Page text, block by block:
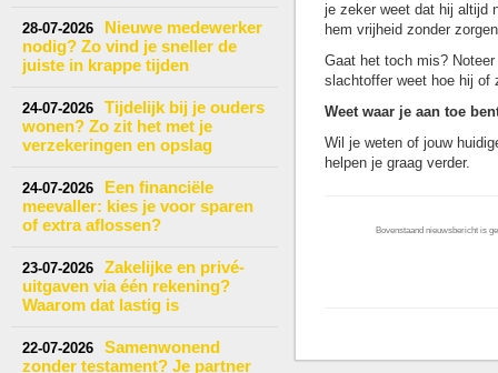
28-07-2026
Nieuwe medewerker
nodig? Zo vind je sneller de
juiste in krappe tijden
24-07-2026
Tijdelijk bij je ouders
wonen? Zo zit het met je
verzekeringen en opslag
24-07-2026
Een financiële
meevaller: kies je voor sparen
of extra aflossen?
23-07-2026
Zakelijke en privé-
uitgaven via één rekening?
Waarom dat lastig is
22-07-2026
Samenwonend
zonder testament? Je partner
je zeker weet dat hij altijd
hem vrijheid zonder
Gaat het toch mis?
slachtoffer weet hoe hij of
Weet waar je aan toe
Wil je weten of jouw
helpen je graag verder.
Bovenstaand nieuwsbericht is